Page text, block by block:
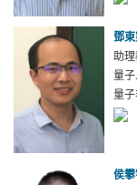
鄧
助
量子
量
侯